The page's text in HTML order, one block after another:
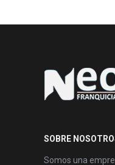
SOBRE
Somos una